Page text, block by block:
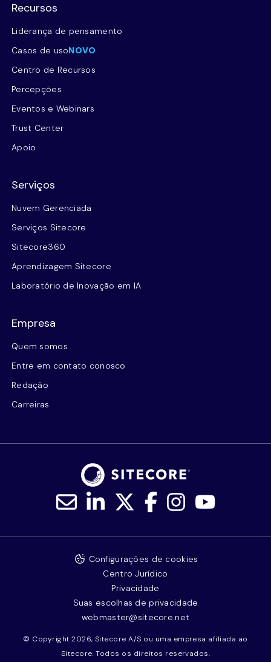
Recursos
Liderança de pensamento
Casos de usoNOVO
Centro de Recursos
Percepções
Eventos e Webinars
Trust Center
Apoio
Serviços
Nuvem Gerenciada
Serviços Sitecore
Sitecore360
Aprendizagem Sitecore
Laboratório de Inovação em IA
Empresa
Quem somos
Entre em contato conosco
Redação
Carreiras
© Copyright 2026, Sitecore A/S ou uma empresa afiliada ao
Sitecore. Todos os direitos reservados.
Configurações de cookies
Centro Jurídico
Privacidade
Suas escolhas de privacidade
webmaster@sitecore.net